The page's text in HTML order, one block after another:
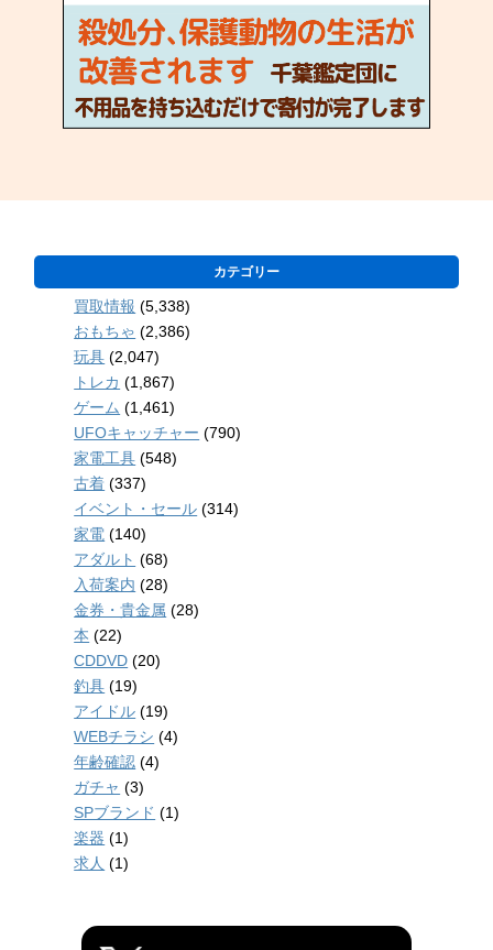
カテゴリー
買取情報 (5,338)
おもちゃ (2,386)
玩具 (2,047)
トレカ (1,867)
ゲーム (1,461)
UFOキャッチャー (790)
家電工具 (548)
古着 (337)
イベント・セール (314)
家電 (140)
アダルト (68)
入荷案内 (28)
金券・貴金属 (28)
本 (22)
CDDVD (20)
釣具 (19)
アイドル (19)
WEBチラシ (4)
年齢確認 (4)
ガチャ (3)
SPブランド (1)
楽器 (1)
求人 (1)